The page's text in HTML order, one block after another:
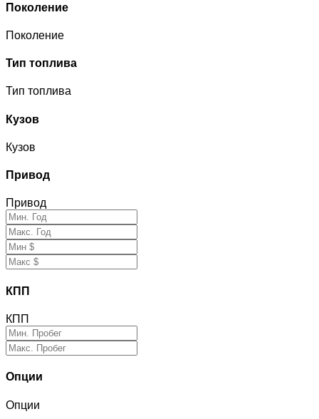
Поколение
Поколение
Тип топлива
Тип топлива
Кузов
Кузов
Привод
Привод
КПП
КПП
Опции
Опции